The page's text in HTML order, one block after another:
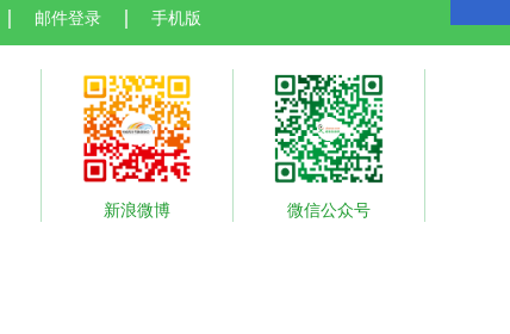
邮件登录 手机版
微信公众号
新浪微博